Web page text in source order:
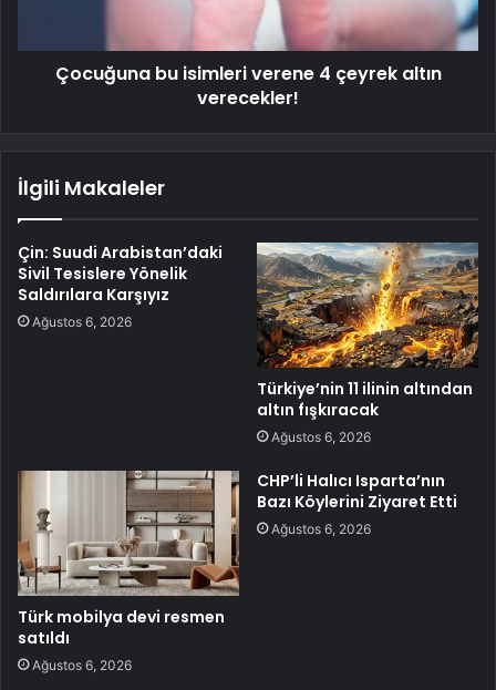
Çocuğuna bu isimleri verene 4 çeyrek altın
verecekler!
İlgili Makaleler
Çin: Suudi Arabistan’daki
Sivil Tesislere Yönelik
Saldırılara Karşıyız
Ağustos 6, 2026
Türkiye’nin 11 ilinin altından
altın fışkıracak
Ağustos 6, 2026
Türk mobilya devi resmen
satıldı
Ağustos 6, 2026
CHP’li Halıcı Isparta’nın
Bazı Köylerini Ziyaret Etti
Ağustos 6, 2026